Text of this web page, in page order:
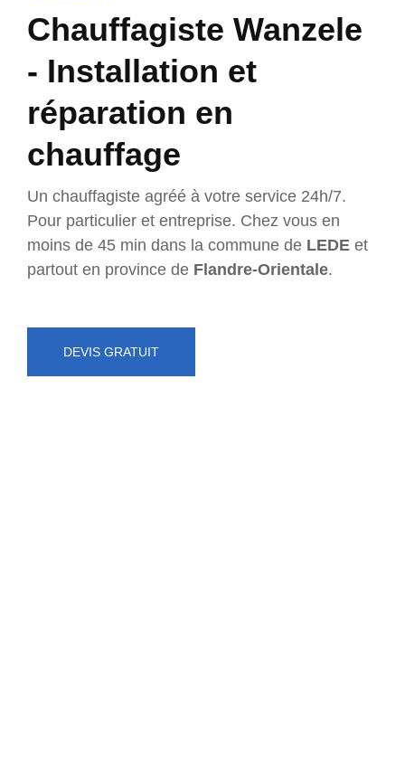
Chauffagiste Wanzele
- Installation et
réparation en
chauffage
Un chauffagiste agréé à votre service 24h/7.
Pour particulier et entreprise. Chez vous en
moins de 45 min dans la commune de LEDE et
partout en province de Flandre-Orientale.
DEVIS GRATUIT